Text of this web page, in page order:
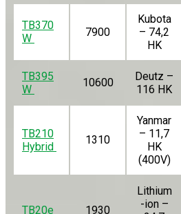
TB370
W
7900
Kubota
– 74,2
HK
TB395
W
10600
Deutz –
116 HK
TB210
Hybrid
1310
Yanmar
– 11,7
HK
(400V)
TB20e 1930
Lithium
-ion –